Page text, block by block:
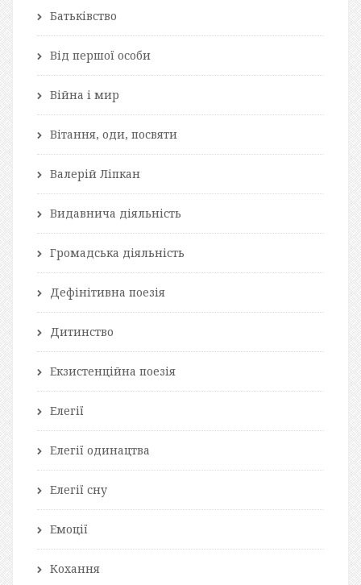
Батьківство
Від першої особи
Війна і мир
Вітання, оди, посвяти
Валерій Ліпкан
Видавнича діяльність
Громадська діяльність
Дефінітивна поезія
Дитинство
Екзистенційна поезія
Елегії
Елегії одинацтва
Елегії сну
Емоції
Кохання